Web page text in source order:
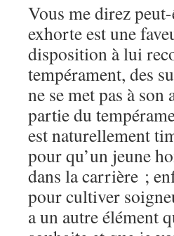
Vous me direz
exhorte est une
disposition à lui
tempérament, des
ne se met pas à son
partie du
est naturellement
pour qu’un jeune
dans la carrière ;
pour cultiver
a un autre élément